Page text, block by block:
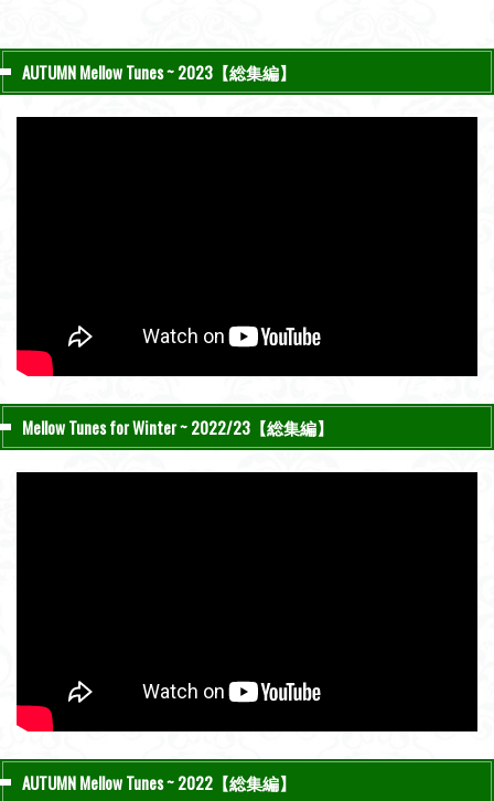
AUTUMN Mellow Tunes ~ 2023【総集編】
Mellow Tunes for Winter ~ 2022/23【総集編】
AUTUMN Mellow Tunes ~ 2022【総集編】